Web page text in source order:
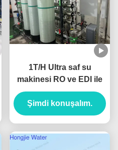
1T/H Ultra saf su
makinesi RO ve EDI ile
Şimdi konuşalım.